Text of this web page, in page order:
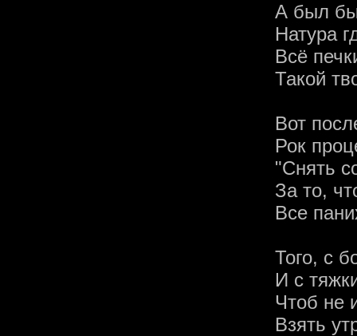
А был бы
Натура
Всё
Такой
Вот
Рок
"Снять
За то,
Все
Того, с
И с
Чтоб не
Взять